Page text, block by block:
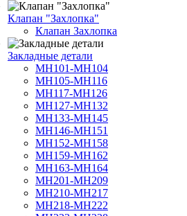
Клапан "Захлопка"
Клапан Захлопка
Закладные детали
МН101-МН104
МН105-МН116
МН117-МН126
МН127-МН132
МН133-МН145
МН146-МН151
МН152-МН158
МН159-МН162
МН163-МН164
МН201-МН209
МН210-МН217
МН218-МН222